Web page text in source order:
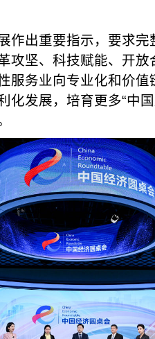
作出重要指示，要求
攻坚、科技赋能、开
服务业向专业化和价
化发展，培育更多“中